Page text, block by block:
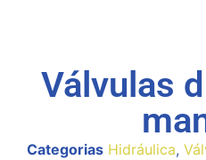
Válvulas
Categorias Hidráulica,